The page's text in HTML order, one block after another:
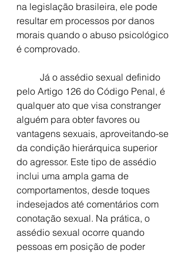
na legislação brasileira, ele pode
resultar em processos por danos
morais quando o abuso psicológico
é comprovado.
pelo Artigo 126 do Código Penal, é
qualquer ato que visa constranger
alguém para obter favores ou
vantagens sexuais, aproveitando-se
da condição hierárquica superior
do agressor. Este tipo de assédio
inclui uma ampla gama de
comportamentos, desde toques
indesejados até comentários com
conotação sexual. Na prática, o
assédio sexual ocorre quando
pessoas em posição de poder